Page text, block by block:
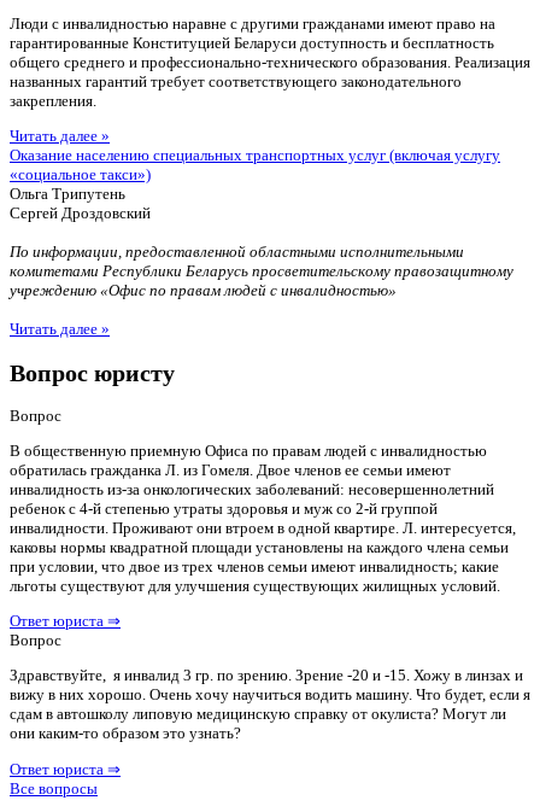
Люди с инвалидностью наравне с другими гражданами имеют право на
гарантированные Конституцией Беларуси доступность и бесплатность
общего среднего и профессионально-технического образования. Реализация
названных гарантий требует соответствующего законодательного
закрепления.
Читать далее »
Оказание населению специальных транспортных услуг (включая услугу
«социальное такси»)
Ольга Трипутень
Сергей Дроздовский
По информации, предоставленной областными исполнительными
комитетами Республики Беларусь просветительскому правозащитному
учреждению «Офис по правам людей с инвалидностью»
Читать далее »
Вопрос юристу
Вопрос
В общественную приемную Офиса по правам людей с инвалидностью
обратилась гражданка Л. из Гомеля. Двое членов ее семьи имеют
инвалидность из-за онкологических заболеваний: несовершеннолетний
ребенок с 4-й степенью утраты здоровья и муж со 2-й группой
инвалидности. Проживают они втроем в одной квартире. Л. интересуется,
каковы нормы квадратной площади установлены на каждого члена семьи
при условии, что двое из трех членов семьи имеют инвалидность; какие
льготы существуют для улучшения существующих жилищных условий.
Ответ юриста ⇒
Вопрос
Здравствуйте, я инвалид 3 гр. по зрению. Зрение -20 и -15. Хожу в линзах и
вижу в них хорошо. Очень хочу научиться водить машину. Что будет, если я
сдам в автошколу липовую медицинскую справку от окулиста? Могут ли
они каким-то образом это узнать?
Ответ юриста ⇒
Все вопросы